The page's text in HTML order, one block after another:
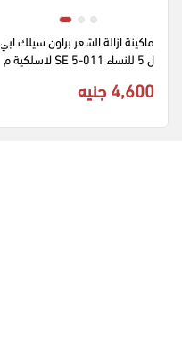
ماكينة ازالة الشعر براون سيلك ابي
ل 5 للنساء SE 5-011 لاسلكية م
4,600 جنيه